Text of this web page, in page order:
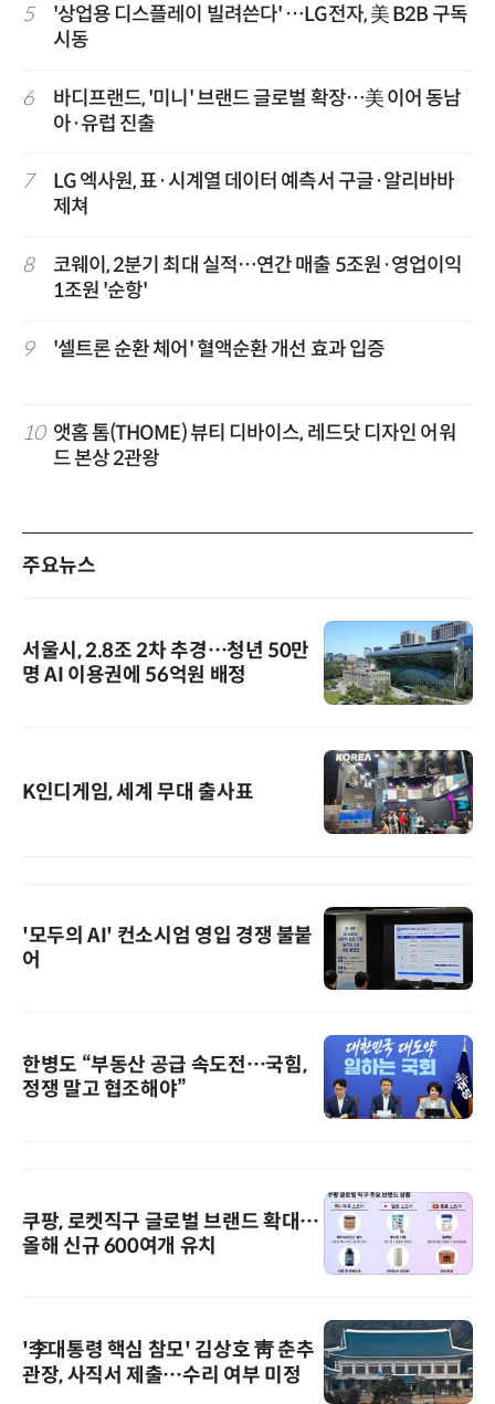
5
'상업용 디스플레이 빌려쓴다' …LG전자, 美 B2B 구독
시동
6
바디프랜드, '미니' 브랜드 글로벌 확장…美 이어 동남
아·유럽 진출
7
LG 엑사원, 표·시계열 데이터 예측서 구글·알리바바
제쳐
8
코웨이, 2분기 최대 실적…연간 매출 5조원·영업이익
1조원 '순항'
9 '셀트론 순환 체어' 혈액순환 개선 효과 입증
10 앳홈 톰(THOME) 뷰티 디바이스, 레드닷 디자인 어워
드 본상 2관왕
주요뉴스
서울시, 2.8조 2차 추경…청년 50만
명 AI 이용권에 56억원 배정
K인디게임, 세계 무대 출사표
'모두의 AI' 컨소시엄 영입 경쟁 불붙
어
한병도 “부동산 공급 속도전…국힘,
정쟁 말고 협조해야”
쿠팡, 로켓직구 글로벌 브랜드 확대…
올해 신규 600여개 유치
'李대통령 핵심 참모' 김상호 靑 춘추
관장, 사직서 제출…수리 여부 미정